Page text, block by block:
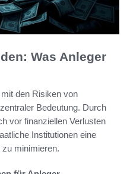
Was Anleger
den Risiken von
Bedeutung. Durch
vor finanziellen Verlusten
Institutionen eine
minimieren.